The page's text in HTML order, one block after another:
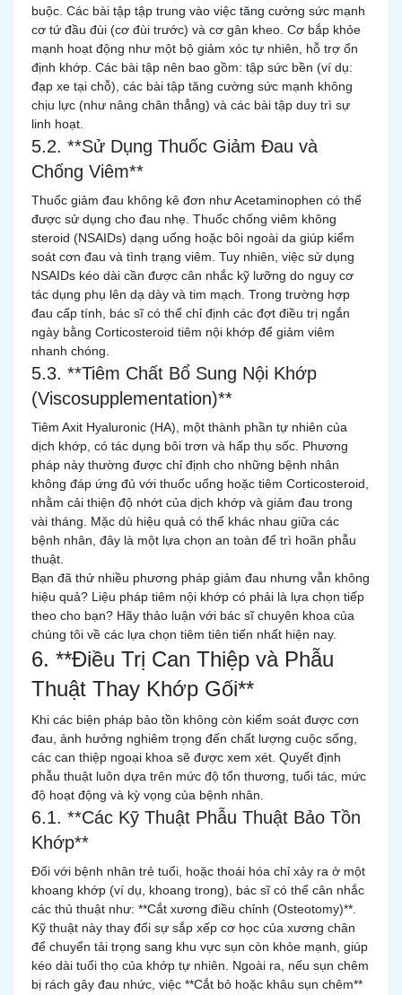
buộc. Các bài tập tập trung vào việc tăng cường sức mạnh
cơ tứ đầu đùi (cơ đùi trước) và cơ gân kheo. Cơ bắp khỏe
mạnh hoạt động như một bộ giảm xóc tự nhiên, hỗ trợ ổn
định khớp. Các bài tập nên bao gồm: tập sức bền (ví dụ:
đạp xe tại chỗ), các bài tập tăng cường sức mạnh không
chịu lực (như nâng chân thẳng) và các bài tập duy trì sự
linh hoạt.
5.2. **Sử Dụng Thuốc Giảm Đau và
Chống Viêm**
Thuốc giảm đau không kê đơn như Acetaminophen có thể
được sử dụng cho đau nhẹ. Thuốc chống viêm không
steroid (NSAIDs) dạng uống hoặc bôi ngoài da giúp kiểm
soát cơn đau và tình trạng viêm. Tuy nhiên, việc sử dụng
NSAIDs kéo dài cần được cân nhắc kỹ lưỡng do nguy cơ
tác dụng phụ lên dạ dày và tim mạch. Trong trường hợp
đau cấp tính, bác sĩ có thể chỉ định các đợt điều trị ngắn
ngày bằng Corticosteroid tiêm nội khớp để giảm viêm
nhanh chóng.
5.3. **Tiêm Chất Bổ Sung Nội Khớp
(Viscosupplementation)**
Tiêm Axit Hyaluronic (HA), một thành phần tự nhiên của
dịch khớp, có tác dụng bôi trơn và hấp thụ sốc. Phương
pháp này thường được chỉ định cho những bệnh nhân
không đáp ứng đủ với thuốc uống hoặc tiêm Corticosteroid,
nhằm cải thiện độ nhớt của dịch khớp và giảm đau trong
vài tháng. Mặc dù hiệu quả có thể khác nhau giữa các
bệnh nhân, đây là một lựa chọn an toàn để trì hoãn phẫu
thuật.
Bạn đã thử nhiều phương pháp giảm đau nhưng vẫn không
hiệu quả? Liệu pháp tiêm nội khớp có phải là lựa chọn tiếp
theo cho bạn? Hãy thảo luận với bác sĩ chuyên khoa của
chúng tôi về các lựa chọn tiêm tiên tiến nhất hiện nay.
6. **Điều Trị Can Thiệp và Phẫu
Thuật Thay Khớp Gối**
Khi các biện pháp bảo tồn không còn kiểm soát được cơn
đau, ảnh hưởng nghiêm trọng đến chất lượng cuộc sống,
các can thiệp ngoại khoa sẽ được xem xét. Quyết định
phẫu thuật luôn dựa trên mức độ tổn thương, tuổi tác, mức
độ hoạt động và kỳ vọng của bệnh nhân.
6.1. **Các Kỹ Thuật Phẫu Thuật Bảo Tồn
Khớp**
Đối với bệnh nhân trẻ tuổi, hoặc thoái hóa chỉ xảy ra ở một
khoang khớp (ví dụ, khoang trong), bác sĩ có thể cân nhắc
các thủ thuật như: **Cắt xương điều chỉnh (Osteotomy)**.
Kỹ thuật này thay đổi sự sắp xếp cơ học của xương chân
để chuyển tải trọng sang khu vực sụn còn khỏe mạnh, giúp
kéo dài tuổi thọ của khớp tự nhiên. Ngoài ra, nếu sụn chêm
bị rách gây đau nhức, việc **Cắt bỏ hoặc khâu sụn chêm**